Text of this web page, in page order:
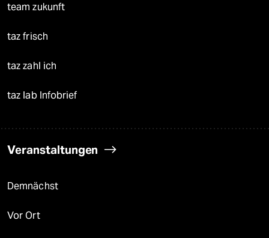
team zukunft
taz frisch
taz zahl ich
taz lab Infobrief
Veranstaltungen
Demnächst
Vor Ort